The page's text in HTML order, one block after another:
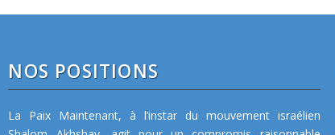
NOS POSITIONS
La Paix Maintenant, à l’instar du mouvement israélien